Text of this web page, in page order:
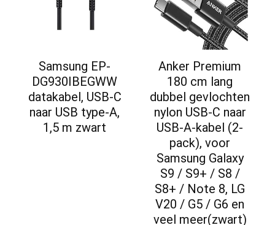
Samsung EP-
DG930IBEGWW
datakabel, USB-C
naar USB type-A,
1,5 m zwart
Anker Premium
180 cm lang
dubbel gevlochten
nylon USB-C naar
USB-A-kabel (2-
pack), voor
Samsung Galaxy
S9 / S9+ / S8 /
S8+ / Note 8, LG
V20 / G5 / G6 en
veel meer(zwart)